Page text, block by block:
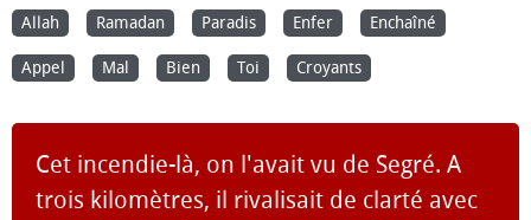
Allah Ramadan Paradis Enfer Enchaîné
Appel Mal Bien Toi Croyants
Cet incendie-là, on l'avait vu de Segré. A
trois kilomètres, il rivalisait de clarté avec